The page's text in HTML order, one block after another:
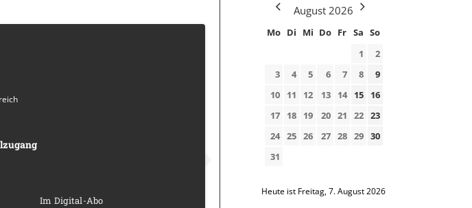
Im Digital-Abo
August 2026
Mo Di Mi Do Fr Sa So
1
2
3
4 5 6 7 8
9
10
11 12 13 14 15
16
17
18 19 20 21 22 23
24 25 26 27 28 29 30
31
Heute ist Freitag, 7. August 2026